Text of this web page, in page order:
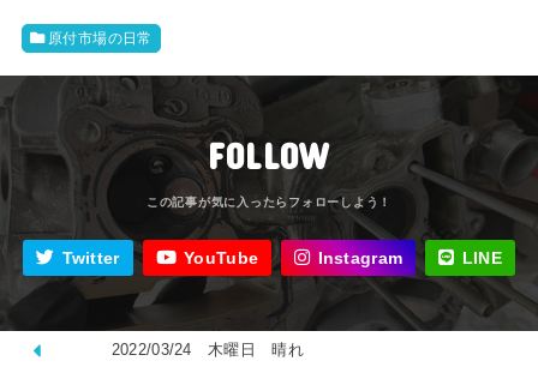
原付市場の日常
FOLLOW
Twitter YouTube Instagram LINE
2022/03/24 木曜日 晴れ